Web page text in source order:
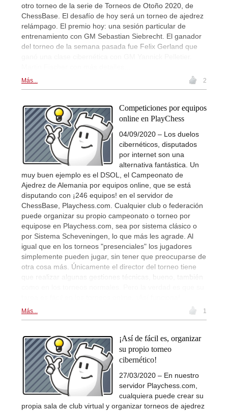
otro torneo de la serie de Torneos de Otoño 2020, de
ChessBase. El desafío de hoy será un torneo de ajedrez
relámpago. El premio hoy: una sesión particular de
entrenamiento con GM Sebastian Siebrecht. El ganador
del torneo de la semana pasada fue Felix Gerland que
Más... 2
Competiciones por equipos
online en PlayChess
04/09/2020 – Los duelos
cibernéticos, disputados
por internet son una
alternativa fantástica. Un
muy buen ejemplo es el DSOL, el Campeonato de
Ajedrez de Alemania por equipos online, que se está
disputando con ¡246 equipos! en el servidor de
ChessBase, Playchess.com. Cualquier club o federación
puede organizar su propio campeonato o torneo por
equipose en Playchess.com, sea por sistema clásico o
por Sistema Scheveningen, lo que más les agrade. Al
igual que en los torneos "presenciales" los jugadores
simplemente pueden jugar, sin tener que preocuparse de
otra cosa más. Únicamente el director del torneo tiene
que realizar algunas gestiones técnicas, bueno, también
Más... 1
¡Así de fácil es, organizar
su propio torneo
cibernético!
27/03/2020 – En nuestro
servidor Playchess.com,
cualquiera puede crear su
propia sala de club virtual y organizar torneos de ajedrez